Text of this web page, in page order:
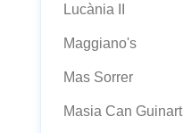
Lucània II
Maggiano's
Mas Sorrer
Masia Can Guinart